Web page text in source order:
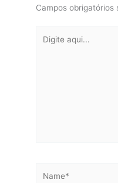
Campos obrigatórios
aqui...